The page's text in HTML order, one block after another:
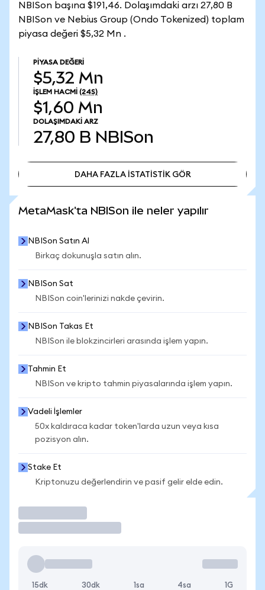
NBISon başına $191,46. Dolaşımdaki arzı 27,80 B
NBISon ve Nebius Group (Ondo Tokenized) toplam
piyasa değeri $5,32 Mn .
PIYASA DEĞERI
$5,32 Mn
İŞLEM HACMI (24S)
$1,60 Mn
DOLAŞIMDAKI ARZ
27,80 B NBISon
DAHA FAZLA İSTATİSTİK GÖR
MetaMask'ta NBISon ile neler yapılır
NBISon Satın Al
Birkaç dokunuşla satın alın.
NBISon Sat
NBISon coin'lerinizi nakde çevirin.
NBISon Takas Et
NBISon ile blokzincirleri arasında işlem yapın.
Tahmin Et
NBISon ve kripto tahmin piyasalarında işlem yapın.
Vadeli İşlemler
50x kaldıraca kadar token'larda uzun veya kısa
pozisyon alın.
Stake Et
Kriptonuzu değerlendirin ve pasif gelir elde edin.
15dk 30dk 1sa 4sa 1G